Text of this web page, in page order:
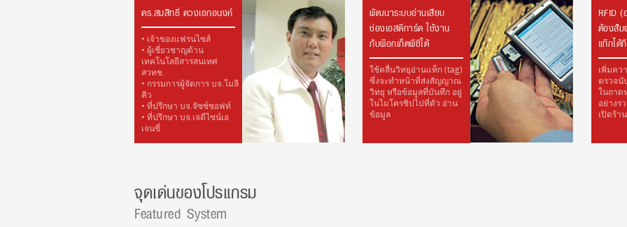
ดร.สมสิทธิ์ ดวงเอกอนงค์
• เจ้าของแฟรนไซส์
• ผู้เชี่ยวชาญด้าน
เทคโนโลยีสารสนเทศ
สวทช.
• กรรมการผู้จัดการ บจ.โมลี
คิว
• ที่ปรึกษา บจ.จัซซ์ซอฟท์
• ที่ปรึกษา บจ.เจดีไซน์เอ
เจนซี่
พัฒนาระบบอ่านเสียบ
ช่องเอสดีการ์ด ใช้งาน
กับพ๊อกเก็ตพีซีได้
ใช้คลื่นวิทยุอ่านแท็ก (tag)
ซึ่งจะทำหน้าที่ส่งสัญญาณ
วิทยุ หรือข้อมูลที่บันทึก อยู่
ในไมโครชิปไปที่ตัว อ่าน
ข้อมูล
RFID (
ต้องสั
แท๊กได้
เพิ่มคว
ตรวจนั
ในถาด
อย่างร
เปิดร้า
จุดเด่นของโปรแกรม
Featured System